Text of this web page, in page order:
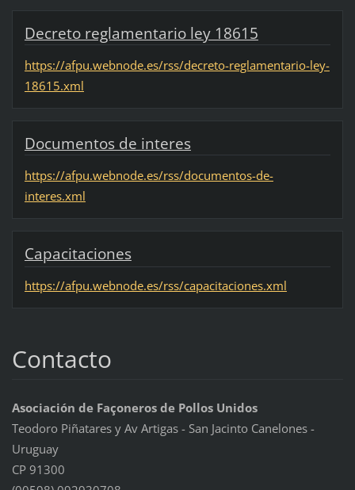
Decreto reglamentario ley 18615
https://afpu.webnode.es/rss/decreto-reglamentario-ley-
18615.xml
Documentos de interes
https://afpu.webnode.es/rss/documentos-de-
interes.xml
Capacitaciones
https://afpu.webnode.es/rss/capacitaciones.xml
Contacto
Asociación de Façoneros de Pollos Unidos
Teodoro Piñatares y Av Artigas - San Jacinto Canelones -
Uruguay
CP 91300